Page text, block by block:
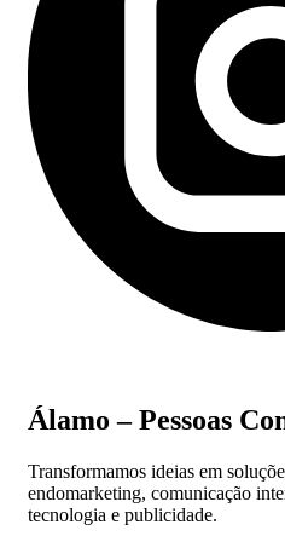
Álamo – Pessoas
Transformamos ideias em
endomarketing, comunicação
tecnologia e publicidade.